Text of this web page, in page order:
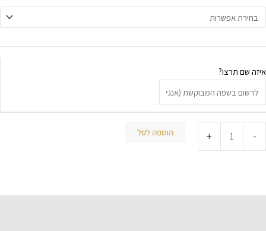
איזה שם תרצו?
-
+ הוספה לסל